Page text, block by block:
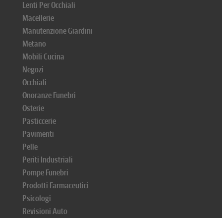
Lenti Per Occhiali
Macellerie
Manutenzione Giardini
Metano
Mobili Cucina
Negozi
Occhiali
Onoranze Funebri
Osterie
Pasticcerie
Pavimenti
Pelle
Periti Industriali
Pompe Funebri
Prodotti Farmaceutici
Psicologi
Revisioni Auto